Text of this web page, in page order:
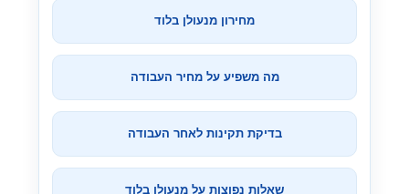
מחירון מנעולן בלוד
מה משפיע על מחיר העבודה
בדיקת תקינות לאחר העבודה
שאלות נפוצות על מנעולן בלוד